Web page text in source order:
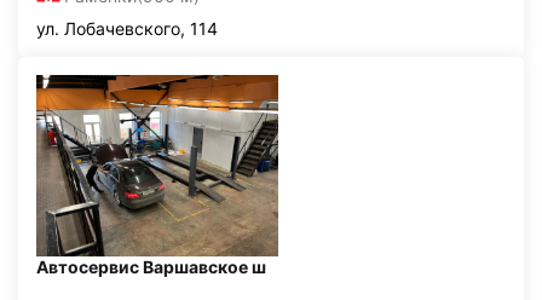
ул. Лобачевского, 114
Автосервис Варшавское ш